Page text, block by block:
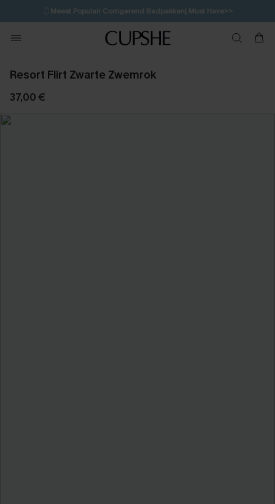
🩱Meest Populair Corrigerend Badpakken| Must Have>>
💌Abonneer je & ontvang tot 15% korting>>
Koop 3, krijg 15% korting | CODE: SW15 12H:51M:41S
Resort Flirt Zwarte Zwemrok
37,00 €